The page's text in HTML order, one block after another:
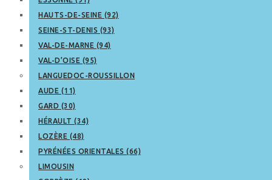
HAUTS-DE-SEINE (92)
SEINE-ST-DENIS (93)
VAL-DE-MARNE (94)
VAL-D’OISE (95)
LANGUEDOC-ROUSSILLON
AUDE (11)
GARD (30)
HÉRAULT (34)
LOZÈRE (48)
PYRÉNÉES ORIENTALES (66)
LIMOUSIN